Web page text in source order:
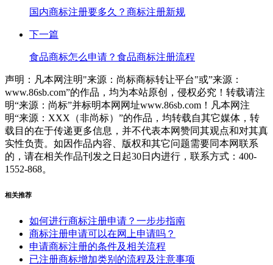
国内商标注册要多久？商标注册新规
下一篇
食品商标怎么申请？食品商标注册流程
声明：凡本网注明"来源：尚标商标转让平台"或”来源：
www.86sb.com”的作品，均为本站原创，侵权必究！转载请注
明“来源：尚标”并标明本网网址www.86sb.com！凡本网注
明“来源：XXX（非尚标）”的作品，均转载自其它媒体，转
载目的在于传递更多信息，并不代表本网赞同其观点和对其真
实性负责。如因作品内容、版权和其它问题需要同本网联系
的，请在相关作品刊发之日起30日内进行，联系方式：400-
1552-868。
相关推荐
如何进行商标注册申请？一步步指南
商标注册申请可以在网上申请吗？
申请商标注册的条件及相关流程
已注册商标增加类别的流程及注意事项